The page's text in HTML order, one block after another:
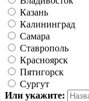
Казань
Калининград
Самара
Ставрополь
Красноярск
Пятигорск
Сургут
Или укажите: